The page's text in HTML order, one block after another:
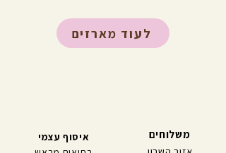
לעוד מארזים
איסוף עצמי
משלוחים